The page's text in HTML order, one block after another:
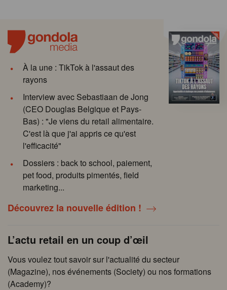
À la une : TikTok à l'assaut des
rayons
Interview avec Sebastiaan de Jong
(CEO Douglas Belgique et Pays-
Bas) : "Je viens du retail alimentaire.
C'est là que j'ai appris ce qu'est
l'efficacité"
Dossiers : back to school, paiement,
pet food, produits pimentés, field
marketing...
Découvrez la nouvelle édition !
L’actu retail en un coup d’œil
Vous voulez tout savoir sur l'actualité du secteur
(Magazine), nos événements (Society) ou nos formations
(Academy)?